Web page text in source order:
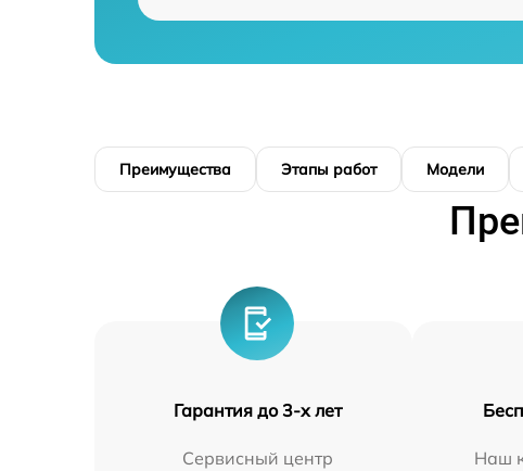
Преимущества Этапы работ Модели
Гарантия до 3-х лет
Сервисный центр
Наш